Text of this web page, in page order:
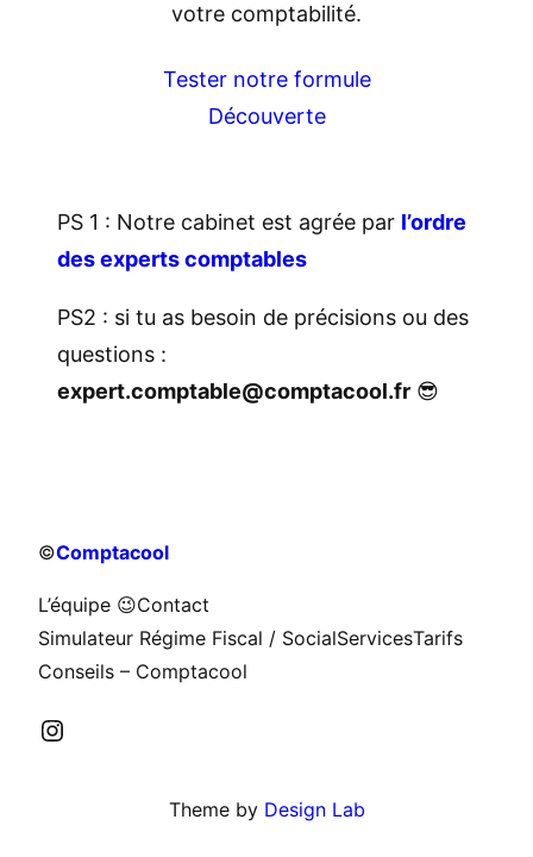
votre comptabilité.
Tester notre formule
Découverte
PS 1 : Notre cabinet est agrée par l’ordre
des experts comptables
PS2 : si tu as besoin de précisions ou des
questions :
expert.comptable@comptacool.fr 😎
©Comptacool
L’équipe 😉Contact
Simulateur Régime Fiscal / SocialServicesTarifs
Conseils – Comptacool
Instagram
Theme by Design Lab